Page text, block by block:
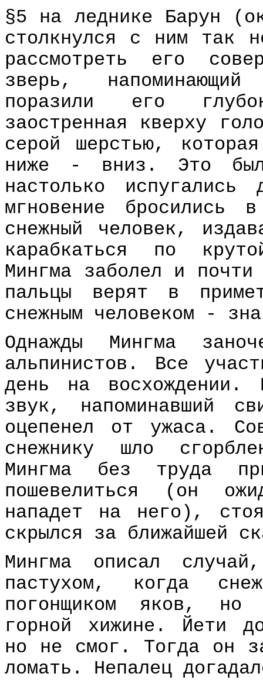
§5 на леднике Барун
столкнулся с ним так
рассмотреть его
зверь,
поразили его
заостренная кверху
серой шерстью,
ниже - вниз. Это
настолько
мгновение бросились
снежный человек,
карабкаться по
Мингма заболел и
пальцы верят в
снежным человеком -
Однажды Мингма
альпинистов. Все
день на восхождении.
звук, напоминавший
оцепенел от ужаса.
снежнику шло
Мингма без труда
пошевелиться (он
нападет на него),
скрылся за ближайшей
Мингма описал
пастухом, когда
погонщиком яков, но
горной хижине. Йети
но не смог. Тогда он
ломать. Непалец